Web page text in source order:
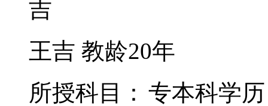
王吉 教龄20年
所授科目： 专本科学历